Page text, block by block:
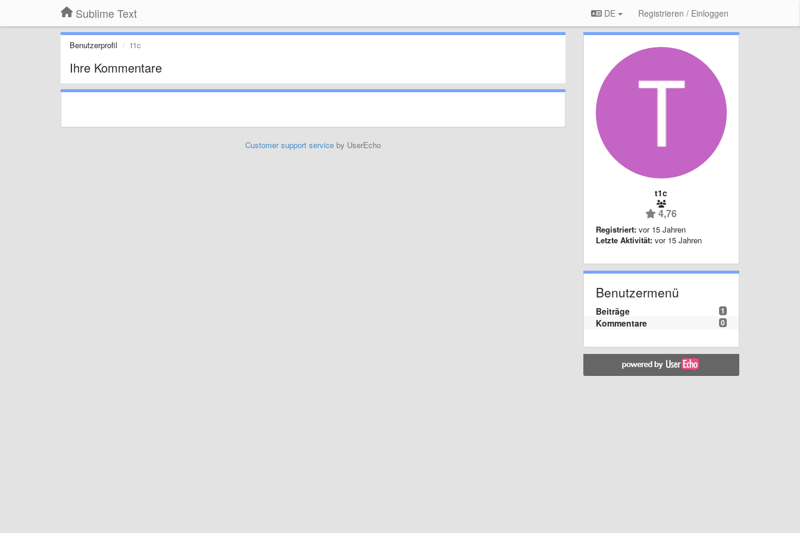
Sublime Text DE Registrieren / Einloggen
Benutzerprofil t1c
Ihre Kommentare
Customer support serviceby UserEcho
t1c
4,76
Registriert: vor 15 Jahren
Letzte Aktivität: vor 15 Jahren
Benutzermenü
1
Beiträge
0
Kommentare